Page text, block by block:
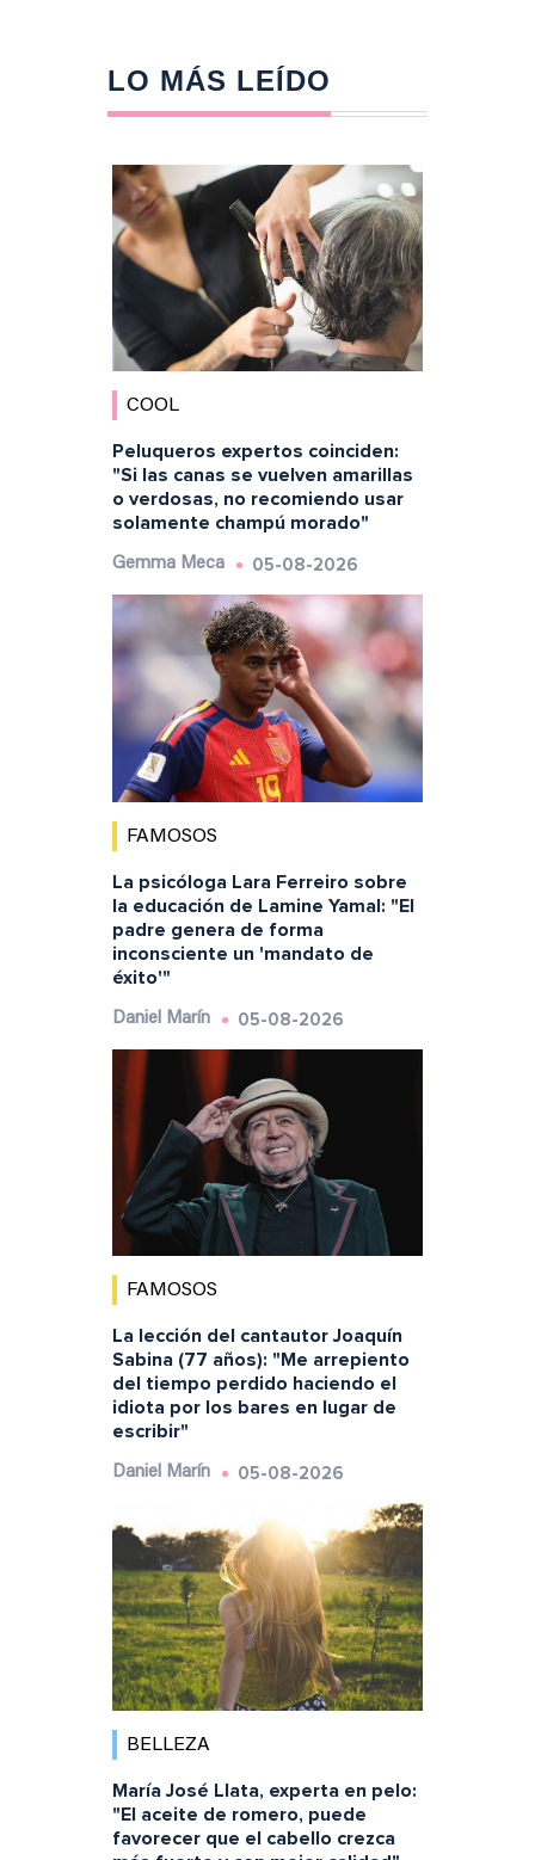
LO MÁS LEÍDO
COOL
Peluqueros expertos coinciden:
"Si las canas se vuelven amarillas
o verdosas, no recomiendo usar
solamente champú morado"
Gemma Meca 05-08-2026
FAMOSOS
La psicóloga Lara Ferreiro sobre
la educación de Lamine Yamal: "El
padre genera de forma
inconsciente un 'mandato de
éxito'"
Daniel Marín 05-08-2026
FAMOSOS
La lección del cantautor Joaquín
Sabina (77 años): "Me arrepiento
del tiempo perdido haciendo el
idiota por los bares en lugar de
escribir"
Daniel Marín 05-08-2026
BELLEZA
María José Llata, experta en pelo:
"El aceite de romero, puede
favorecer que el cabello crezca